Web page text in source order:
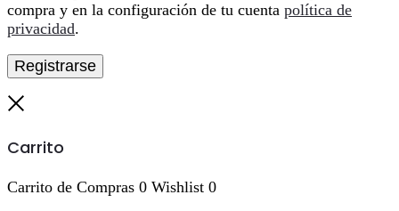
compra y en la configuración de tu cuenta política de
privacidad.
Registrarse
Carrito
Carrito de Compras 0 Wishlist 0